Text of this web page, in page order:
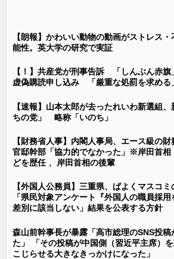
【朗報】かわいい動物の動画がストレス
能性。英大学の研究で実証
【！】共産党が刑事告訴 「しんぶん赤旗
虚偽購読申し込み 「厳重な処罰を求める
【速報】山本太郎が去ったれいわ新選組
ちの党」 略称「いのち」
【財務省人事】内閣人事局、エース級の
官邸幹部「協力的でなかった」※岸田首相
どを歴任 、岸田首相の後輩
【外国人公務員】三重県、ぱよくマスコミ
「県民対象アンケート『外国人の職員採
差別に該当しない」結果を公表する方針
森山前幹事長が暴露「高市総理のSNS投
た」 「その投稿が中国側（習近平主席）
こじらせる大きなきっかけになった」